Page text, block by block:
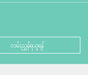
လမ်းညွှန်ရယူရန်